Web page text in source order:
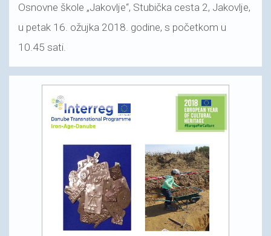
Osnovne škole „Jakovlje“, Stubička cesta 2, Jakovlje,
u petak 16. ožujka 2018. godine, s početkom u
10.45 sati.